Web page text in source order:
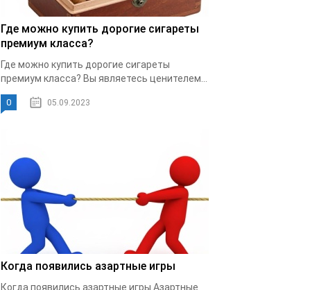
Где можно купить дорогие сигареты
премиум класса?
Где можно купить дорогие сигареты
премиум класса? Вы являетесь ценителем...
0 05.09.2023
Когда появились азартные игры
Когда появились азартные игры Азартные